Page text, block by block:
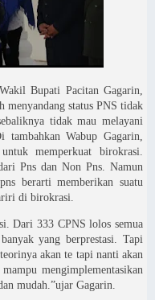
Bupati Pacitan Gagarin,
menyandang status PNS tidak
tidak mau melayani
Wabup Gagarin,
memperkuat birokrasi.
Pns dan Non Pns. Namun
berarti memberikan suatu
di birokrasi.
Dari 333 CPNS lolos semua
yang berprestasi. Tapi
akan te tapi nanti akan
mengimplementasikan
mudah.”ujar Gagarin.